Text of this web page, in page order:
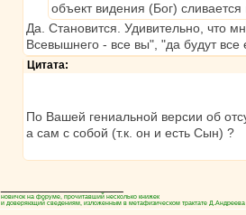
объект видения (Бог)
Да. Становится. Удивительно, что
Всевышнего - все вы", "да будут
Цитата:
По Вашей гениальной версии об
а сам с собой (т.к. он и есть Сын) ?
новичок на форуме, прочитавший несколько книжек
и доверяющий сведениям, изложенным в метафизическом трактате